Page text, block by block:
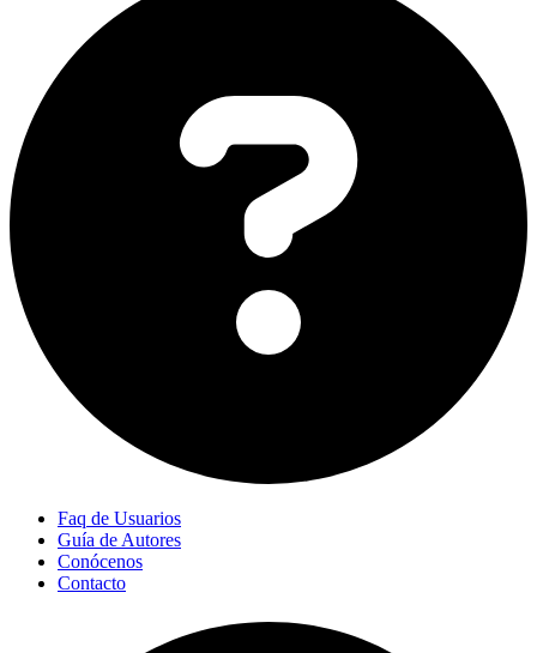
Faq de Usuarios
Guía de Autores
Conócenos
Contacto